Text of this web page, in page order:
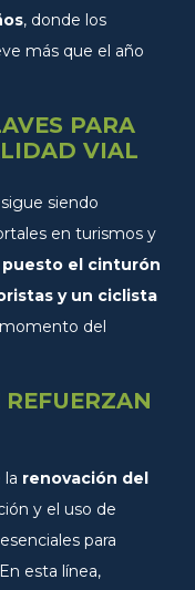
, donde los
más que el año
PARA
VIAL
siendo
en turismos y
puesto el cinturón
y un ciclista
del
la renovación del
y el uso de
para
esta línea,